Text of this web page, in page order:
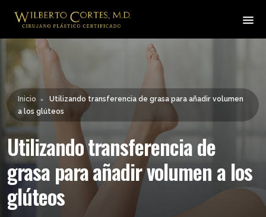
Leyendo: Utilizando transferencia de
grasa para añadir volumen a
Inicio ►
Utilizando transferencia de grasa para añadir volumen
a los glúteos
Utilizando transferencia de
grasa para añadir volumen a los
glúteos